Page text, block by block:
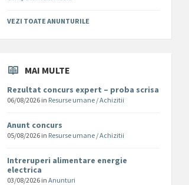
VEZI TOATE ANUNTURILE
MAI MULTE
Rezultat concurs expert – proba scrisa
06/08/2026 in Resurse umane / Achizitii
Anunt concurs
05/08/2026 in Resurse umane / Achizitii
Intreruperi alimentare energie
electrica
03/08/2026 inAnunturi